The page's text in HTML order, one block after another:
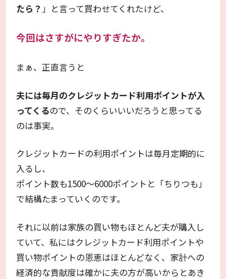
たら？ 」と言って買わせてくれたけど、
今回はさすがにやりすぎたか。
まぁ、正直言うと
夫には毎月のクレジットカード利用ポイントが入
ってくるので、そのくらいいいだろうと思ってる
のは事実。
クレジットカードの利用ポイントは毎月定期的に
入るし、
ポイント数も1500～6000ポイントと「ちりつも」
で結構たまっていくのです。
それに以前は家族の買い物もほとんど夫が購入し
ていて、私にはクレジットカード利用ポイントや
買い物ポイントの恩恵はほとんどなく、家計への
経済的な貢献度は確かに夫の方が高いからとあき